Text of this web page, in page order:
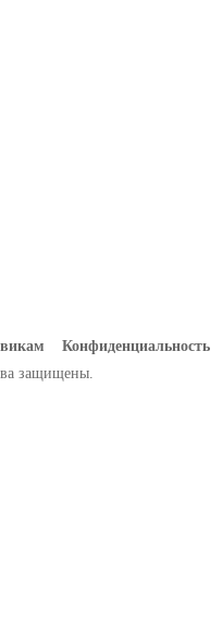
Конфиденциальность
защищены.